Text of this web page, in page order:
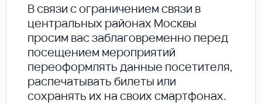
В cвязи с ограничением связи в
центральных районах Москвы
просим вас заблаговременно перед
посещением мероприятий
переоформлять данные посетителя,
распечатывать билеты или
сохранять их на своих смартфонах.